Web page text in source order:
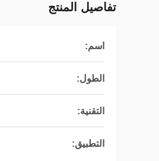
تفاصيل المنتج
اسم:
الطول:
التقنية:
التطبيق: